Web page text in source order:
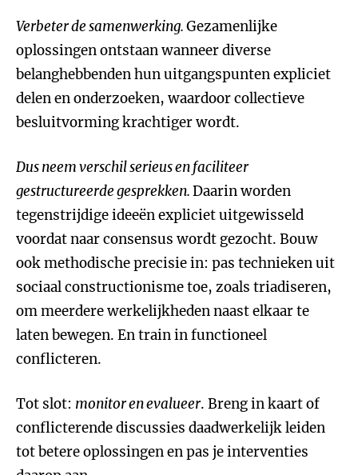
Verbeter de samenwerking.Gezamenlijke
oplossingen ontstaan wanneer diverse
belanghebbenden hun uitgangspunten expliciet
delen en onderzoeken, waardoor collectieve
besluitvorming krachtiger wordt.
Dus neem verschil serieus en faciliteer
gestructureerde gesprekken.Daarin worden
tegenstrijdige ideeën expliciet uitgewisseld
voordat naar consensus wordt gezocht. Bouw
ook methodische precisie in: pas technieken uit
sociaal constructionisme toe, zoals triadiseren,
om meerdere werkelijkheden naast elkaar te
laten bewegen. En train in functioneel
conflicteren.
Tot slot: monitor en evalueer. Breng in kaart of
conflicterende discussies daadwerkelijk leiden
tot betere oplossingen en pas je interventies